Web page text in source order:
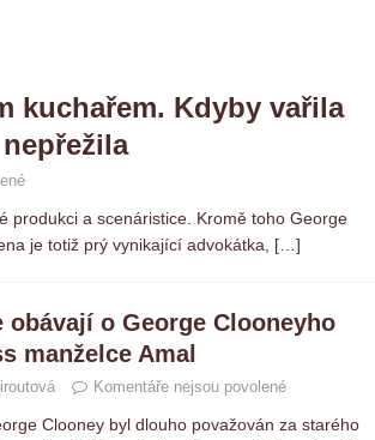
kuchařem. Kdyby vařila
produkci a scenáristice. Kromě toho George
je totiž prý vynikající advokátka, […]
obávají o George Clooneyho
manželce Amal
Komentáře nejsou povolené
Clooney byl dlouho považován za starého